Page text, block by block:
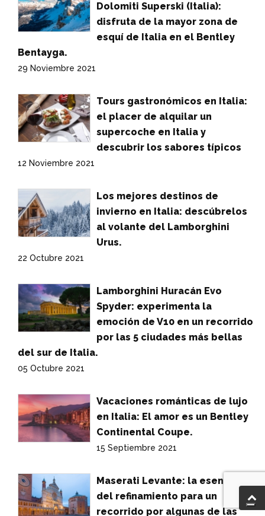
Dolomiti Superski (Italia):
disfruta de la mayor zona de
esquí de Italia en el Bentley
Bentayga.
29 Noviembre 2021
Tours gastronómicos en Italia:
el placer de alquilar un
supercoche en Italia y
descubrir los sabores típicos
12 Noviembre 2021
Los mejores destinos de
invierno en Italia: descúbrelos
al volante del Lamborghini
Urus.
22 Octubre 2021
Lamborghini Huracán Evo
Spyder: experimenta la
emoción de V10 en un recorrido
por las 5 ciudades más bellas
del sur de Italia.
05 Octubre 2021
Vacaciones románticas de lujo
en Italia: El amor es un Bentley
Continental Coupe.
15 Septiembre 2021
Maserati Levante: la esencia
del refinamiento para un
recorrido por algunas de las